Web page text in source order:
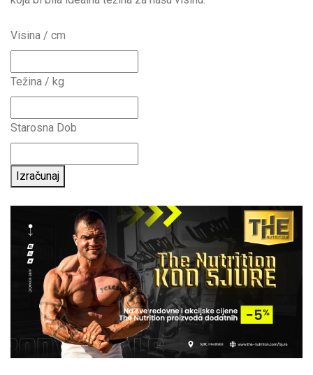
Visina / cm
Težina / kg
Starosna Dob
Izračunaj